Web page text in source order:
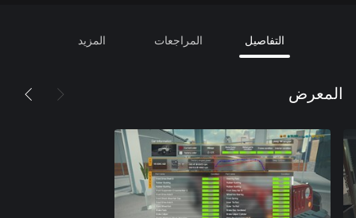
التفاصيل المراجعات المزيد
المعرض